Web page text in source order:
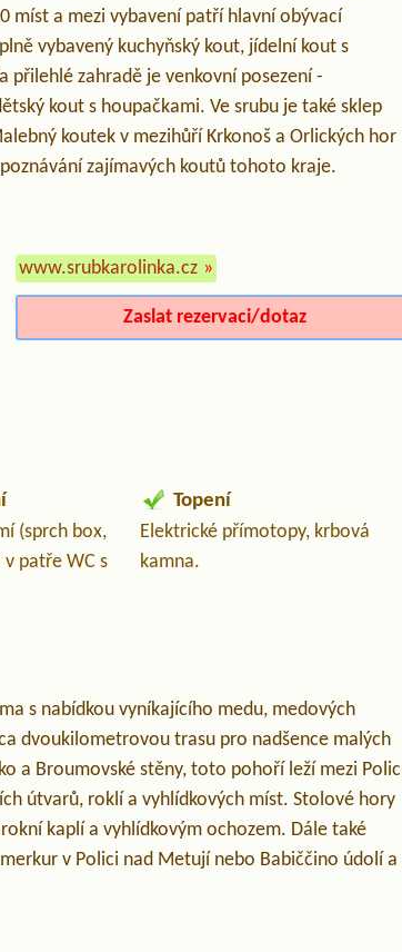
míst a mezi vybavení patří hlavní obývací
vybavený kuchyňský kout, jídelní kout s
zahradě je venkovní posezení -
kout s houpačkami. Ve srubu je také sklep
koutek v mezihůří Krkonoš a Orlických hor
zajímavých koutů tohoto kraje.
www.srubkarolinka.cz »
Zaslat rezervaci/dotaz
(sprch box,
v patře WC s
Topení
Elektrické přímotopy, krbová
kamna.
s nabídkou vyníkajícího medu, medových
dvoukilometrovou trasu pro nadšence malých
a Broumovské stěny, toto pohoří leží mezi
útvarů, roklí a vyhlídkových míst. Stolové hory
kaplí a vyhlídkovým ochozem. Dále také
v Polici nad Metují nebo Babiččino údolí a